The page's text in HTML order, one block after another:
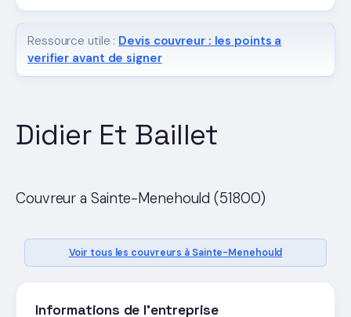
Didier Et Baillet
Couvreur a Sainte-Menehould (51800)
Voir tous les couvreurs à Sainte-Menehould
Informations de l'entreprise
Ressource utile : Devis couvreur : les points a
verifier avant de signer